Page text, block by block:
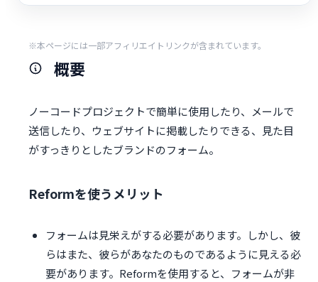
※本ページには一部アフィリエイトリンクが含まれています。
概要
ノーコードプロジェクトで簡単に使用したり、メールで
送信したり、ウェブサイトに掲載したりできる、見た目
がすっきりとしたブランドのフォーム。
Reformを使うメリット
フォームは見栄えがする必要があります。しかし、彼
らはまた、彼らがあなたのものであるように見える必
要があります。Reformを使用すると、フォームが非